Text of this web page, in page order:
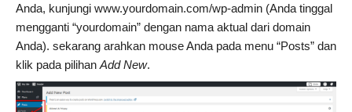
Anda, kunjungi www.yourdomain.com/wp-admin (Anda tinggal
mengganti “yourdomain” dengan nama aktual dari domain
Anda). sekarang arahkan mouse Anda pada menu “Posts” dan
klik pada pilihan Add New.